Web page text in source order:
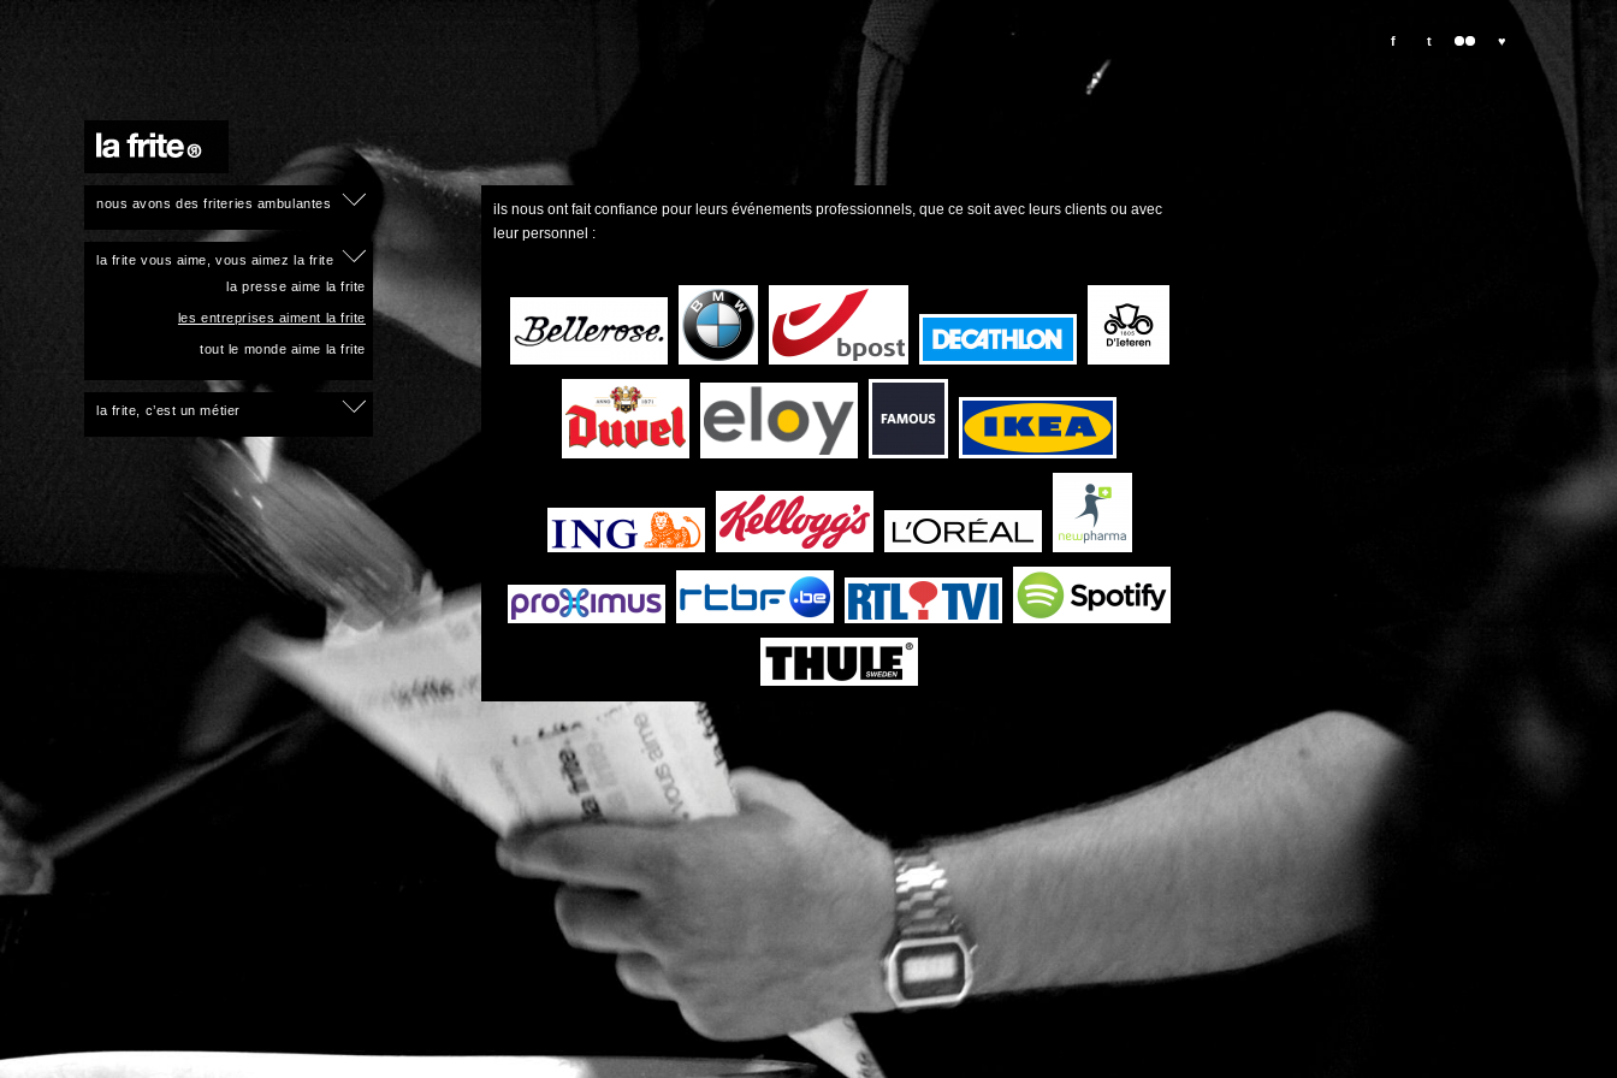
f t ♥
nous avons des friteries ambulantes
la frite vous aime, vous aimez la frite
la presse aime la frite
les entreprises aiment la frite
tout le monde aime la frite
la frite, c’est un métier
ils nous ont fait confiance pour leurs événements professionnels, que ce soit avec leurs clients ou avec
leur personnel :